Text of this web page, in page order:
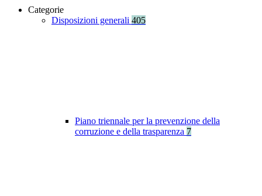
Categorie
Disposizioni generali 405
Piano triennale per la prevenzione della
corruzione e della trasparenza 7